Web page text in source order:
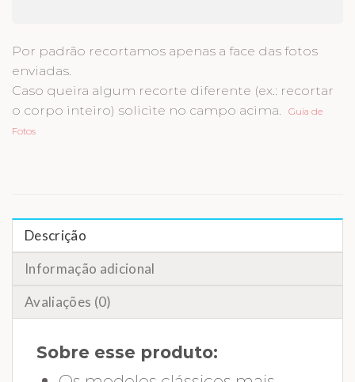
Por padrão recortamos apenas a face das fotos
enviadas.
Caso queira algum recorte diferente (ex.: recortar
o corpo inteiro) solicite no campo acima.
Guia de
Fotos
Descrição
Informação adicional
Avaliações (0)
Sobre esse produto: